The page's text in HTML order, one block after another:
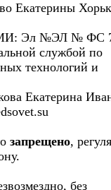
Екатерины
СМИ: Эл №ЭЛ № ФС
службой по
технологий и
Екатерина
запрещено,
без